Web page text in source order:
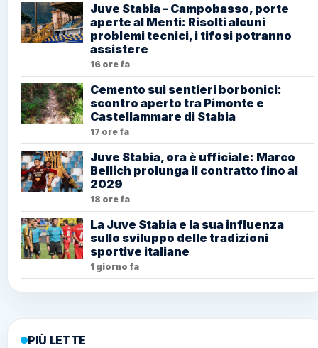
Juve Stabia – Campobasso, porte
aperte al Menti: Risolti alcuni
problemi tecnici, i tifosi potranno
assistere
16 ore fa
Cemento sui sentieri borbonici:
scontro aperto tra Pimonte e
Castellammare di Stabia
17 ore fa
Juve Stabia, ora è ufficiale: Marco
Bellich prolunga il contratto fino al
2029
18 ore fa
La Juve Stabia e la sua influenza
sullo sviluppo delle tradizioni
sportive italiane
1 giorno fa
PIÙ LETTE